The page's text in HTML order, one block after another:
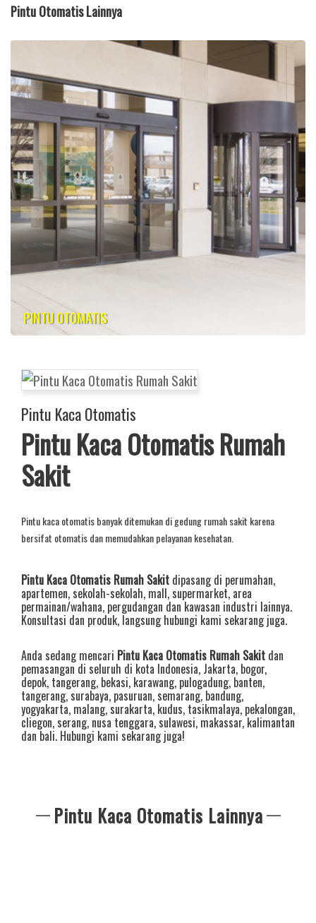
Pintu Otomatis Lainnya
PINTU OTOMATIS
Pintu Kaca Otomatis
Pintu Kaca Otomatis Rumah
Sakit
Pintu kaca otomatis banyak ditemukan di gedung rumah sakit karena
bersifat otomatis dan memudahkan pelayanan kesehatan.
Pintu Kaca Otomatis Rumah Sakit dipasang di perumahan,
apartemen, sekolah-sekolah, mall, supermarket, area
permainan/wahana, pergudangan dan kawasan industri lainnya.
Konsultasi dan produk, langsung hubungi kami sekarang juga.
Anda sedang mencari Pintu Kaca Otomatis Rumah Sakit dan
pemasangan di seluruh di kota Indonesia, Jakarta, bogor,
depok, tangerang, bekasi, karawang, pulogadung, banten,
tangerang, surabaya, pasuruan, semarang, bandung,
yogyakarta, malang, surakarta, kudus, tasikmalaya, pekalongan,
cliegon, serang, nusa tenggara, sulawesi, makassar, kalimantan
dan bali. Hubungi kami sekarang juga!
Pintu Kaca Otomatis Lainnya